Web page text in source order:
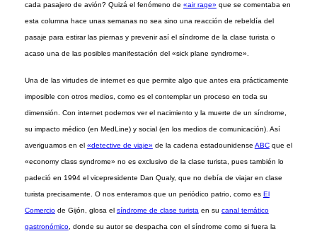
cada pasajero de avión? Quizá el fenómeno de «air rage» que se comentaba en
esta columna hace unas semanas no sea sino una reacción de rebeldía del
pasaje para estirar las piernas y prevenir así el síndrome de la clase turista o
acaso una de las posibles manifestación del «sick plane syndrome».
Una de las virtudes de internet es que permite algo que antes era prácticamente
imposible con otros medios, como es el contemplar un proceso en toda su
dimensión. Con internet podemos ver el nacimiento y la muerte de un síndrome,
su impacto médico (en MedLine) y social (en los medios de comunicación). Así
averiguamos en el «detective de viaje» de la cadena estadounidense ABCque el
«economy class syndrome» no es exclusivo de la clase turista, pues también lo
padeció en 1994 el vicepresidente Dan Qualy, que no debía de viajar en clase
turista precisamente. O nos enteramos que un periódico patrio, como es El
Comerciode Gijón, glosa el síndrome de clase turista en su canal temático
gastronómico, donde su autor se despacha con el síndrome como si fuera la